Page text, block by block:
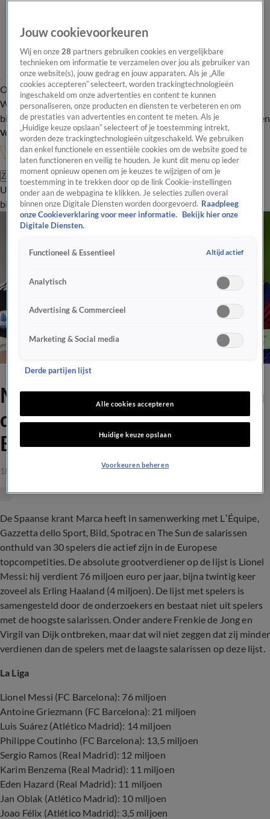
Overzicht Onze programma's Uitzendingen Onze gezichten
In de
WandelgangenInterviewsUitzending
bijwonenPodcastShopVeelgestelde vragenKijkersvraag insturen
Volg Vandaag Inside
Zoeken
UitzendingenVandaag InsideDe OranjezomerShopUitzending
bijwonen
Marca onthult salarissen van
dertig sterspelers in
Europese topcompetities
18 mrt 2021, 17:40
De Spaanse krant Marca heeft in samenwerking met L’Équipe,
Gazzetta dello Sport, Bild, Spotrac en The Sun de salarissen
onthuld van 30 spelers die actief zijn in de Europese
topcompetities. De absolute grootverdiener op de lijst is Lionel
Messi: hij verdient 76 miljoen euro per jaar, bijna twintig keer
zoveel als Erling Haaland (4 miljoen). De lijst met spelers is
samengesteld door de onderzoekers en bestaat niet uit spelers
met de hoogste salarissen. Onder andere Frenkie de Jong en
Virgil van Dijk ontbreken, maar dat wil niet zeggen dat zij minder
verdienen dan de spelers met de laagste salarissen op deze lijst.
La Liga
Lionel Messi (FC Barcelona): 76 miljoen
Antoine Griezmann (FC Barcelona): 21 miljoen
Luis Suárez (Atlético Madrid): 14 miljoen
Philippe Coutinho (FC Barcelona): 13,5 miljoen
Sergio Ramos (Real Madrid): 12 miljoen
Karim Benzema (Real Madrid): 11 miljoen
Eden Hazard (Real Madrid): 11 miljoen
Jan Oblak (Atlético Madrid): 10 miljoen
Joao Félix (Atlético Madrid): 3,5 miljoen
Jouw cookievoorkeuren
Wij en onze28 partners gebruiken cookies en vergelijkbare
technieken om informatie te verzamelen over jou als gebruiker van
onze website(s), jouw gedrag en jouw apparaten. Als je „Alle
cookies accepteren” selecteert, worden trackingtechnologieën
ingeschakeld om onze advertenties en content te kunnen
personaliseren, onze producten en diensten te verbeteren en om
de prestaties van advertenties en content te meten. Als je
„Huidige keuze opslaan” selecteert of je toestemming intrekt,
worden deze trackingtechnologieën uitgeschakeld. We gebruiken
dan enkel functionele en essentiële cookies om de website goed te
laten functioneren en veilig te houden. Je kunt dit menu op ieder
moment opnieuw openen om je keuzes te wijzigen of om je
toestemming in te trekken door op de link Cookie-instellingen
onder aan de webpagina te klikken. Je selecties zullen overal
binnen onze Digitale Diensten worden doorgevoerd. Raadpleeg
onze Cookieverklaring voor meer informatie.
Bekijk hier onze
Digitale Diensten.
Functioneel & Essentieel Altijd actief
Analytisch
Advertising & Commercieel
Marketing & Social media
Derde partijen lijst
Alle cookies accepteren
Huidige keuze opslaan
Voorkeuren beheren